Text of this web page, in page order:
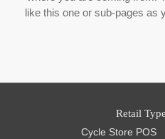
like this one or sub-pages as
Retail
Cycle Store POS